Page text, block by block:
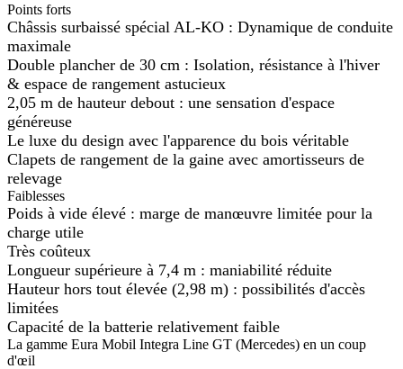
Points forts
Châssis surbaissé spécial AL-KO : Dynamique de conduite
maximale
Double plancher de 30 cm : Isolation, résistance à l'hiver
& espace de rangement astucieux
2,05 m de hauteur debout : une sensation d'espace
généreuse
Le luxe du design avec l'apparence du bois véritable
Clapets de rangement de la gaine avec amortisseurs de
relevage
Faiblesses
Poids à vide élevé : marge de manœuvre limitée pour la
charge utile
Très coûteux
Longueur supérieure à 7,4 m : maniabilité réduite
Hauteur hors tout élevée (2,98 m) : possibilités d'accès
limitées
Capacité de la batterie relativement faible
La gamme Eura Mobil Integra Line GT (Mercedes) en un coup
d'œil